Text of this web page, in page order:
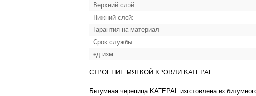
Верхний слой:
Нижний слой:
Гарантия на материал:
Срок службы:
ед.изм.:
СТРОЕНИЕ МЯГКОЙ КРОВЛИ KATEPAL
Битумная черепица KATEPAL изготовлена из